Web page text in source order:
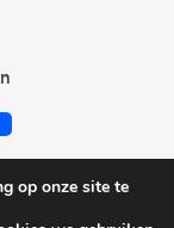
op onze site te